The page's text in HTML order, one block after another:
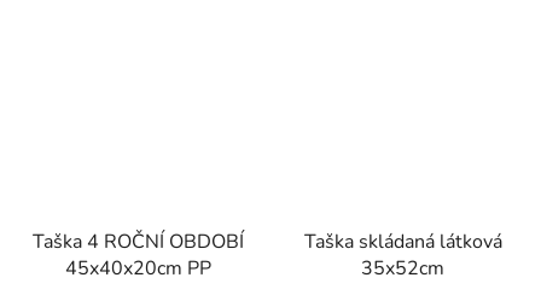
Taška 4 ROČNÍ OBDOBÍ
45x40x20cm PP
Taška skládaná látková
35x52cm